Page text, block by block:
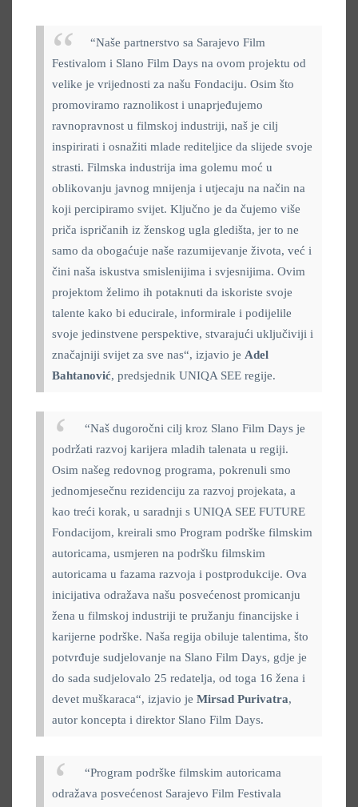
“Naše partnerstvo sa Sarajevo Film
Festivalom i Slano Film Days na ovom projektu od
velike je vrijednosti za našu Fondaciju. Osim što
promoviramo raznolikost i unaprjeđujemo
ravnopravnost u filmskoj industriji, naš je cilj
inspirirati i osnažiti mlade rediteljice da slijede svoje
strasti. Filmska industrija ima golemu moć u
oblikovanju javnog mnijenja i utjecaju na način na
koji percipiramo svijet. Ključno je da čujemo više
priča ispričanih iz ženskog ugla gledišta, jer to ne
samo da obogaćuje naše razumijevanje života, već i
čini naša iskustva smislenijima i svjesnijima. Ovim
projektom želimo ih potaknuti da iskoriste svoje
talente kako bi educirale, informirale i podijelile
svoje jedinstvene perspektive, stvarajući uključiviji i
značajniji svijet za sve nas“, izjavio je Adel
Bahtanović, predsjednik UNIQA SEE regije.
“Naš dugoročni cilj kroz Slano Film Days je
podržati razvoj karijera mladih talenata u regiji.
Osim našeg redovnog programa, pokrenuli smo
jednomjesečnu rezidenciju za razvoj projekata, a
kao treći korak, u saradnji s UNIQA SEE FUTURE
Fondacijom, kreirali smo Program podrške filmskim
autoricama, usmjeren na podršku filmskim
autoricama u fazama razvoja i postprodukcije. Ova
inicijativa odražava našu posvećenost promicanju
žena u filmskoj industriji te pružanju financijske i
karijerne podrške. Naša regija obiluje talentima, što
potvrđuje sudjelovanje na Slano Film Days, gdje je
do sada sudjelovalo 25 redatelja, od toga 16 žena i
devet muškaraca“, izjavio je Mirsad Purivatra,
autor koncepta i direktor Slano Film Days.
“Program podrške filmskim autoricama
odražava posvećenost Sarajevo Film Festivala